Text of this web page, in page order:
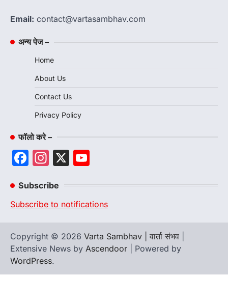
Email: contact@vartasambhav.com
अन्य पेज –
Home
About Us
Contact Us
Privacy Policy
फॉलो करे –
Facebook
Instagram
X
Subscribe
Subscribe to notifications
Copyright © 2026 Varta Sambhav | वार्ता संभव
Extensive News by Ascendoor | Powered by
WordPress.